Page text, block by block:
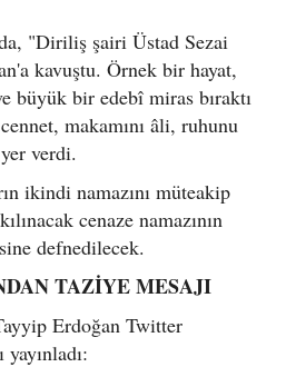
"Diriliş şairi Üstad Sezai
kavuştu. Örnek bir hayat,
büyük bir edebî miras bıraktı
makamını âli, ruhunu
verdi.
ikindi namazını müteakip
cenaze namazının
defnedilecek.
TAZİYE MESAJI
Erdoğan Twitter
yayınladı: